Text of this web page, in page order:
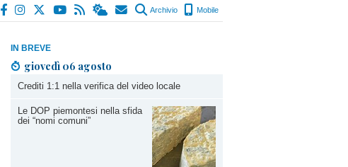
Archivio Mobile
IN BREVE
giovedì 06 agosto
Crediti 1:1 nella verifica del video locale
Le DOP piemontesi nella sfida
dei “nomi comuni”